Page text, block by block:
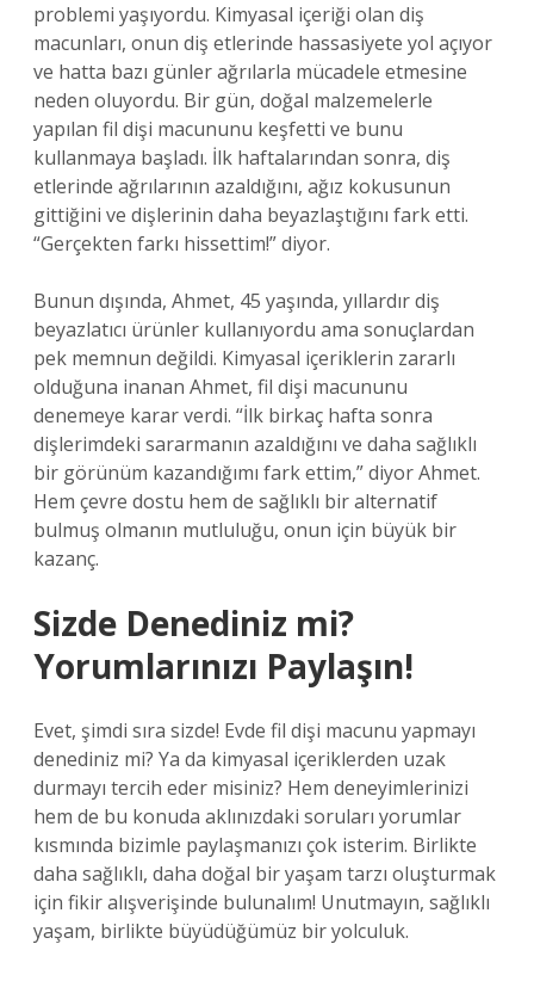
problemi yaşıyordu. Kimyasal içeriği olan diş
macunları, onun diş etlerinde hassasiyete yol açıyor
ve hatta bazı günler ağrılarla mücadele etmesine
neden oluyordu. Bir gün, doğal malzemelerle
yapılan fil dişi macununu keşfetti ve bunu
kullanmaya başladı. İlk haftalarından sonra, diş
etlerinde ağrılarının azaldığını, ağız kokusunun
gittiğini ve dişlerinin daha beyazlaştığını fark etti.
“Gerçekten farkı hissettim!” diyor.
Bunun dışında, Ahmet, 45 yaşında, yıllardır diş
beyazlatıcı ürünler kullanıyordu ama sonuçlardan
pek memnun değildi. Kimyasal içeriklerin zararlı
olduğuna inanan Ahmet, fil dişi macununu
denemeye karar verdi. “İlk birkaç hafta sonra
dişlerimdeki sararmanın azaldığını ve daha sağlıklı
bir görünüm kazandığımı fark ettim,” diyor Ahmet.
Hem çevre dostu hem de sağlıklı bir alternatif
bulmuş olmanın mutluluğu, onun için büyük bir
kazanç.
Sizde Denediniz mi?
Yorumlarınızı Paylaşın!
Evet, şimdi sıra sizde! Evde fil dişi macunu yapmayı
denediniz mi? Ya da kimyasal içeriklerden uzak
durmayı tercih eder misiniz? Hem deneyimlerinizi
hem de bu konuda aklınızdaki soruları yorumlar
kısmında bizimle paylaşmanızı çok isterim. Birlikte
daha sağlıklı, daha doğal bir yaşam tarzı oluşturmak
için fikir alışverişinde bulunalım! Unutmayın, sağlıklı
yaşam, birlikte büyüdüğümüz bir yolculuk.